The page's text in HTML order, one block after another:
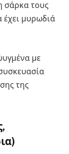
σάρκα τους
έχει μυρωδιά
με
της